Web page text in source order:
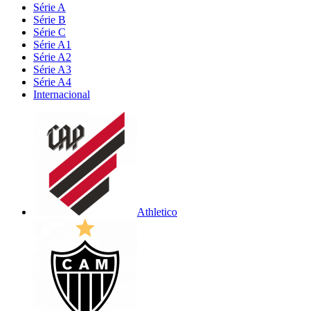
Série A
Série B
Série C
Série A1
Série A2
Série A3
Série A4
Internacional
Athletico